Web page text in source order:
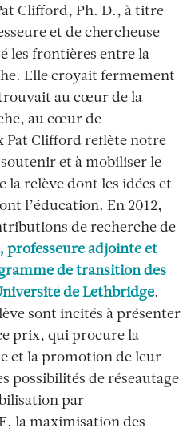
Clifford, Ph. D., à titre
et de chercheuse
les frontières entre la
Elle croyait fermement
au cœur de la
au cœur de
Pat Clifford reflète notre
et à mobiliser le
la relève dont les idées et
l’éducation. En 2012,
de recherche de
professeure adjointe et
de transition des
de Lethbridge.
sont incités à présenter
prix, qui procure la
et la promotion de leur
possibilités de réseautage
par
la maximisation des